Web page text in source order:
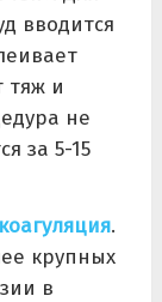
вводится
тяж и
не
за 5-15
.
крупных
в